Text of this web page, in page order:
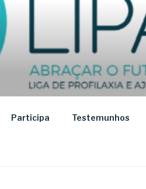
Participa Testemunhos